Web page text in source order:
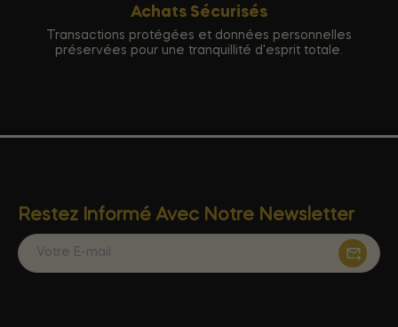
Achats Sécurisés
Transactions protégées et données personnelles
préservées pour une tranquillité d'esprit totale.
Restez Informé Avec Notre Newsletter